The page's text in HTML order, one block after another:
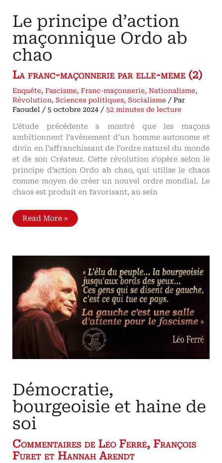
Le principe d’action
maçonnique Ordo ab
chao
La franc-maçonnerie par elle-même (2)
Enquête,Fascisme,Franc-maçonnerie,Nationalisme,
Révolution,Sciences politiques,Socialisme / Par
Faoudel /5 octobre 2024 /52 minutes de lecture
L’étude précédente a montré que les maçons
ambitionnent l’avènement d’un homme autonome et
divin en l’affranchissant de l’ordre naturel du monde
et de son Créateur. Cette révolution s’opère selon le
principe d’action Ordo ab chao, qui utilise le chaos
comme moyen de créer un nouvel ordre mondial. Le
chaos est produit en favorisant, au sein
Le
principe
ab
franc-
maçonnerie
par
elle-
même
(2)
Read More »
Démocratie,
bourgeoisie et haine de
soi
Commentaires de Léo Ferré, François
Furet et Hannah Arendt